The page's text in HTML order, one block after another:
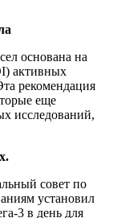
основана на
активных
рекомендация
еще
исследований,
совет по
установил
3 в день для